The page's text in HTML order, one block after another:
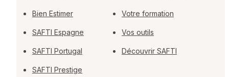
Bien Estimer
SAFTI Espagne
SAFTI Portugal
SAFTI Prestige
Votre formation
Vos outils
Découvrir SAFTI